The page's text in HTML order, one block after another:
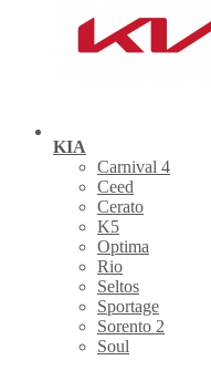
KIA
Carnival 4
Ceed
Cerato
K5
Optima
Rio
Seltos
Sportage
Sorento 2
Soul